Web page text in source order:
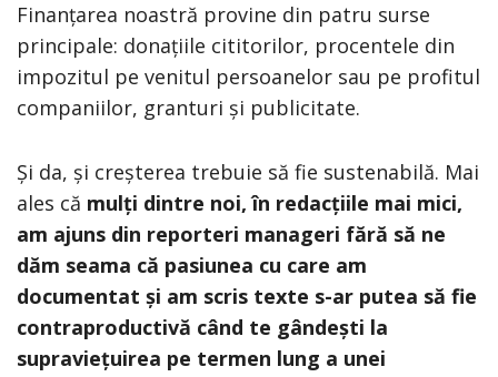
Finanțarea noastră provine din patru surse
principale: donațiile cititorilor, procentele din
impozitul pe venitul persoanelor sau pe profitul
companiilor, granturi și publicitate.
Și da, și creșterea trebuie să fie sustenabilă. Mai
ales că mulți dintre noi, în redacțiile mai mici,
am ajuns din reporteri manageri fără să ne
dăm seama că pasiunea cu care am
documentat și am scris texte s-ar putea să fie
contraproductivă când te gândești la
supraviețuirea pe termen lung a unei